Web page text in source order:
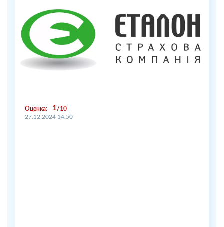
Оценка: 1
10
27.12.2024 14:50